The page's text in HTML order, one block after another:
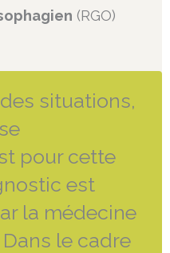
(RGO)
situations,
pour cette
est
la médecine
le cadre